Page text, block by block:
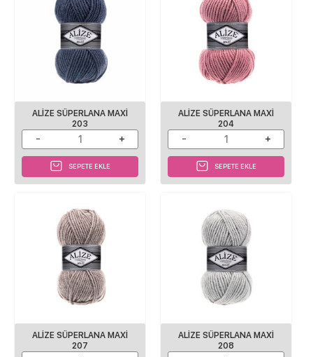
ALİZE SÜPERLANA MAXİ
203
SEPETE EKLE
ALİZE SÜPERLANA MAXİ
204
SEPETE EKLE
ALİZE SÜPERLANA MAXİ
207
ALİZE SÜPERLANA MAXİ
208